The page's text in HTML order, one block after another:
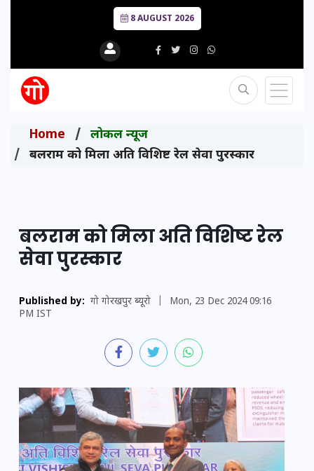
8 AUGUST 2026
Home
लोकल न्यूज
बलराम को मिला अति विशिष्ट रेल सेवा पुरस्कार
बलराम को मिला अति विशिष्ट रेल
सेवा पुरस्कार
Published by: गो गोरखपुर ब्यूरो
Mon, 23 Dec 2024 09:16
PM IST